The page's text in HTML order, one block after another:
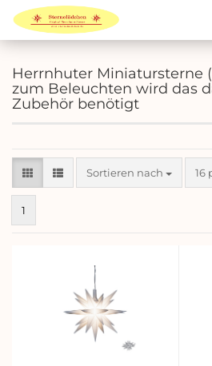
Herrnhuter Miniatursterne
zum Beleuchten wird das
Zubehör benötigt
Sortieren nach
Sortieren nach 16
1